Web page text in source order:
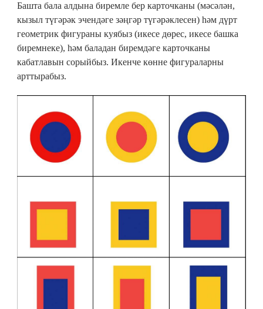
Башта бала алдына биремле бер карточканы (мәсәлән,
кызыл түгәрәк эчендәге зәңгәр түгәрәклесен) һәм дүрт
геометрик фигураны куябыз (икесе дөрес, икесе башка
биремнеке), һәм баладан биремдәге карточканы
кабатлавын сорыйбыз. Икенче көнне фигураларны
арттырабыз.